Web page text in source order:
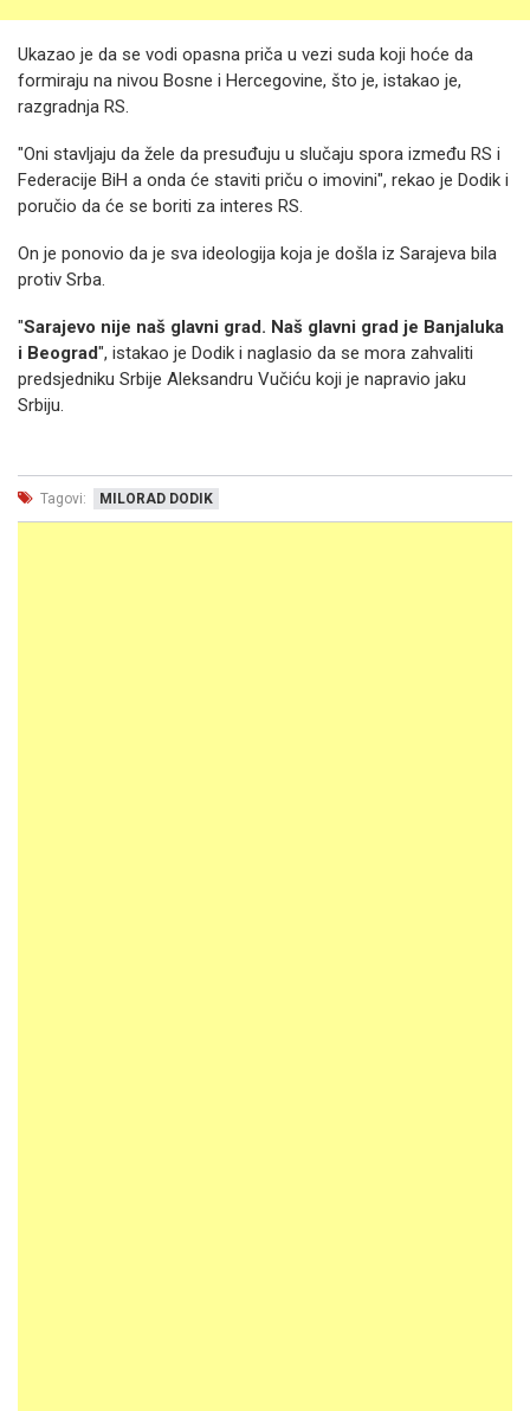
Ukazao je da se vodi opasna priča u vezi suda koji hoće da
formiraju na nivou Bosne i Hercegovine, što je, istakao je,
razgradnja RS.
"Oni stavljaju da žele da presuđuju u slučaju spora između RS i
Federacije BiH a onda će staviti priču o imovini", rekao je Dodik i
poručio da će se boriti za interes RS.
On je ponovio da je sva ideologija koja je došla iz Sarajeva bila
protiv Srba.
"Sarajevo nije naš glavni grad. Naš glavni grad je Banjaluka
i Beograd", istakao je Dodik i naglasio da se mora zahvaliti
predsjedniku Srbije Aleksandru Vučiću koji je napravio jaku
Srbiju.
Tagovi: MILORAD DODIK